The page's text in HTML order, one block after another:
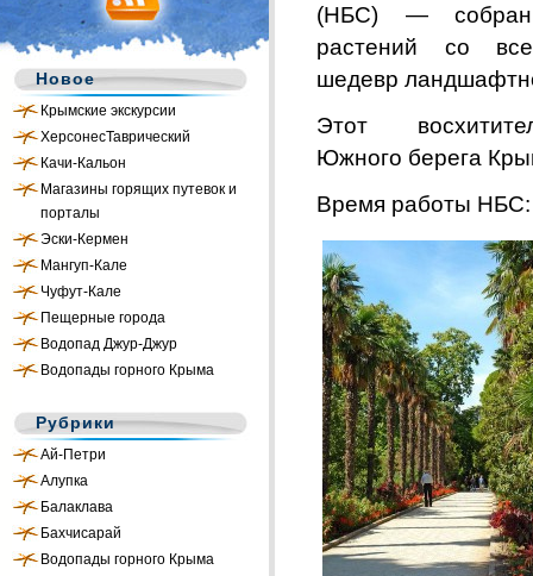
Новое
Крымские экскурсии
ХерсонесТаврический
Качи-Кальон
Магазины горящих путевок и
порталы
Эски-Кермен
Мангуп-Кале
Чуфут-Кале
Пещерные города
Водопад Джур-Джур
Водопады горного Крыма
Рубрики
Ай-Петри
Алупка
Балаклава
Бахчисарай
Водопады горного Крыма
(НБС) —
растений со
шедевр
Этот
Южного берега
Время работы НБС: